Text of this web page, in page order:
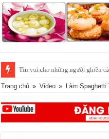
Tin vui cho những người ghiền
Trang chủ » Video » Làm